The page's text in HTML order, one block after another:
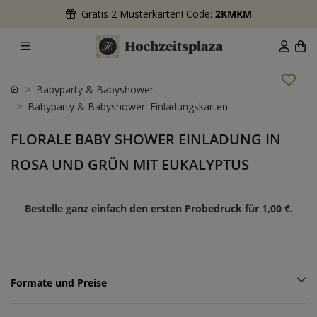
Gratis 2 Musterkarten! Code: 2KMKM
Babyparty & Babyshower
Babyparty & Babyshower: Einladungskarten
FLORALE BABY SHOWER EINLADUNG IN
ROSA UND GRÜN MIT EUKALYPTUS
Bestelle ganz einfach den ersten Probedruck für 1,00 €.
Formate und Preise